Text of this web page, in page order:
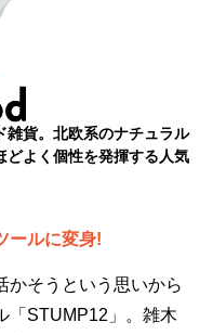
雑貨。北欧系のナチュラル
どよく個性を発揮する人気
ールに変身!
かそうという思いから
「STUMP12」。雑木